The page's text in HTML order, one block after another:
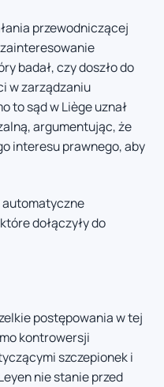
przewodniczącej
badał, czy doszło do
w zarządzaniu
to sąd w Liège uznał
argumentując, że
interesu prawnego, aby
automatyczne
dołączyły do
postępowania w tej
kontrowersji
szczepionek i
nie stanie przed